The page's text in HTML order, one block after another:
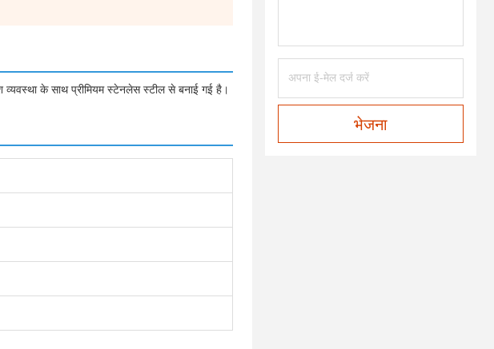
के साथ प्रीमियम स्टेनलेस स्टील से बनाई गई है।
भेजना